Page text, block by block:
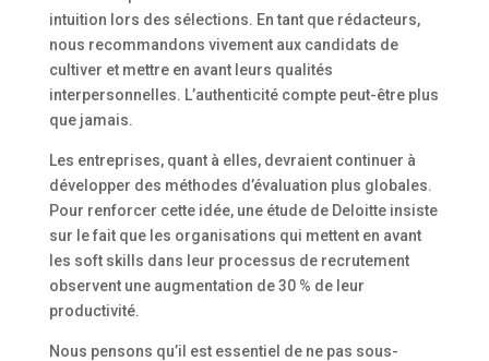
intuition lors des sélections. En tant que rédacteurs,
nous recommandons vivement aux candidats de
cultiver et mettre en avant leurs qualités
interpersonnelles. L’authenticité compte peut-être plus
que jamais.
Les entreprises, quant à elles, devraient continuer à
développer des méthodes d’évaluation plus globales.
Pour renforcer cette idée, une étude de Deloitte insiste
sur le fait que les organisations qui mettent en avant
les soft skills dans leur processus de recrutement
observent une augmentation de 30 % de leur
productivité.
Nous pensons qu’il est essentiel de ne pas sous-